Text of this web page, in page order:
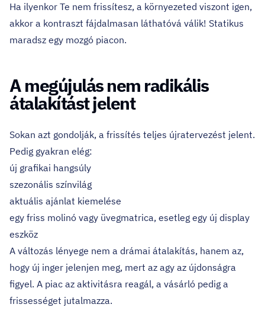
Ha ilyenkor Te nem frissítesz, a környezeted viszont igen,
akkor a kontraszt fájdalmasan láthatóvá válik! Statikus
maradsz egy mozgó piacon.
A megújulás nem radikális
átalakítást jelent
Sokan azt gondolják, a frissítés teljes újratervezést jelent.
Pedig gyakran elég:
új grafikai hangsúly
szezonális színvilág
aktuális ajánlat kiemelése
egy friss molinó vagy üvegmatrica, esetleg egy új display
eszköz
A változás lényege nem a drámai átalakítás, hanem az,
hogy új inger jelenjen meg, mert az agy az újdonságra
figyel. A piac az aktivitásra reagál, a vásárló pedig a
frissességet jutalmazza.